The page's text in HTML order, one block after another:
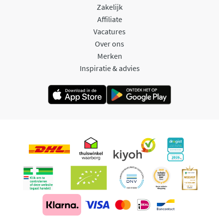
Zakelijk
Affiliate
Vacatures
Over ons
Merken
Inspiratie & advies